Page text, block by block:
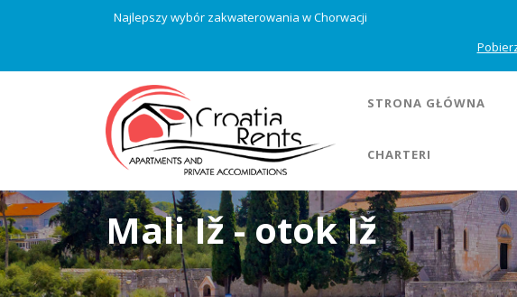
Najlepszy wybór zakwaterowania w Chorwacji
STRONA GŁÓWNA
CHARTERI
Mali Iž - otok Iž